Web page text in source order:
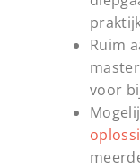
Ruim
voor